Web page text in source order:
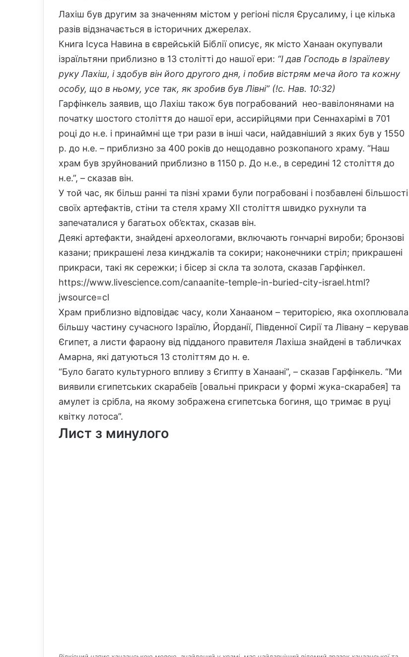
Лахіш був другим за значенням містом у регіоні після Єрусалиму, і це кілька
разів відзначається в історичних джерелах.
Книга Ісуса Навина в єврейській Біблії описує, як місто Ханаан окупували
ізраїльтяни приблизно в 13 столітті до нашої ери: “І дав Господь в Ізраїлеву
руку Лахіш, і здобув він його другого дня, і побив вістрям меча його та кожну
особу, що в ньому, усе так, як зробив був Лівні” (!с. Нав. 10:32)
Гарфінкель заявив, що Лахіш також був пограбований нео-вавілонянами на
початку шостого століття до нашої ери, ассирійцями при Сеннахарімі в 701
році до н.е. і принаймні ще три рази в інші часи, найдавніший з яких був у 1550
р. до н.е. – приблизно за 400 років до нещодавно розкопаного храму. “Наш
храм був зруйнований приблизно в 1150 р. До н.е., в середині 12 століття до
н.е.”, – сказав він.
У той час, як більш ранні та пізні храми були пограбовані і позбавлені більшості
своїх артефактів, стіни та стеля храму XII століття швидко рухнули та
запечаталися у багатьох об’єктах, сказав він.
Деякі артефакти, знайдені археологами, включають гончарні вироби; бронзові
казани; прикрашені леза кинджалів та сокири; наконечники стріл; прикрашені
прикраси, такі як сережки; і бісер зі скла та золота, сказав Гарфінкел.
https://www.livescience.com/canaanite-temple-in-buried-city-israel.html?
jwsource=cl
Храм приблизно відповідає часу, коли Ханааном – територією, яка охоплювала
більшу частину сучасного Ізраїлю, Йорданії, Південної Сирії та Лівану – керував
Єгипет, а листи фараону від підданого правителя Лахіша знайдені в табличках
Амарна, які датуються 13 століттям до н. е.
“Було багато культурного впливу з Єгипту в Ханаані”, – сказав Гарфінкель. “Ми
виявили єгипетських скарабеїв [овальні прикраси у формі жука-скарабея] та
амулет із срібла, на якому зображена єгипетська богиня, що тримає в руці
квітку лотоса”.
Лист з минулого